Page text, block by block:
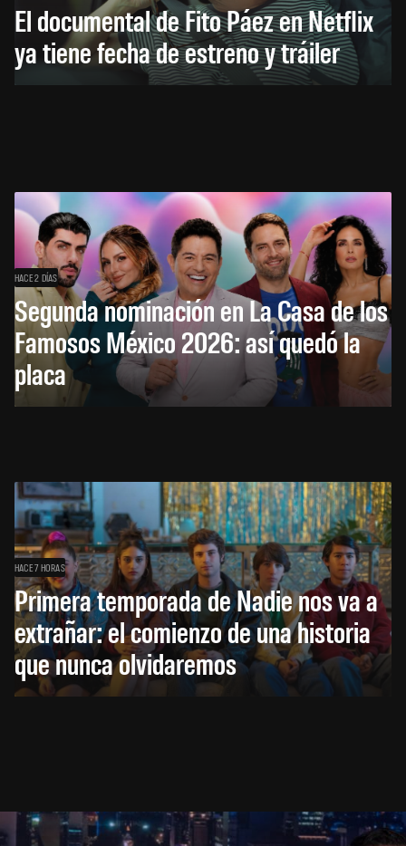
El documental de Fito Páez en Netflix
ya tiene fecha de estreno y tráiler
HACE 2 DÍAS
Segunda nominación en La Casa de los
Famosos México 2026: así quedó la
placa
HACE 7 HORAS
Primera temporada de Nadie nos va a
extrañar: el comienzo de una historia
que nunca olvidaremos